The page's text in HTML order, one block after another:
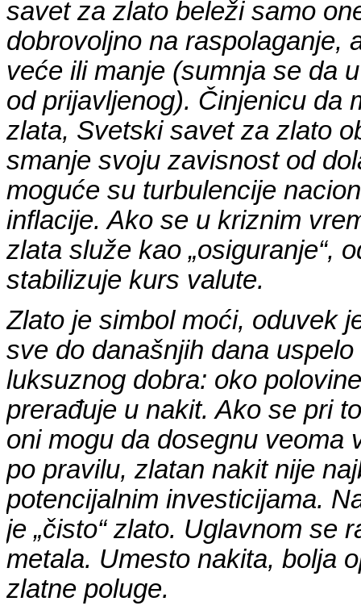
savet za zlato beleži samo
dobrovoljno na raspolaganje,
veće ili manje (sumnja se da
od prijavljenog). Činjenicu da
zlata, Svetski savet za zlato
smanje svoju zavisnost od
moguće su turbulencije
inflacije. Ako se u kriznim
zlata služe kao „osiguranje“,
stabilizuje kurs valute.
Zlato je simbol moći, oduvek
sve do današnjih dana
luksuznog dobra: oko
prerađuje u nakit. Ako se pri
oni mogu da dosegnu veoma
po pravilu, zlatan nakit nije
potencijalnim investicijama.
je „čisto“ zlato. Uglavnom se
metala. Umesto nakita, bolja
zlatne poluge.